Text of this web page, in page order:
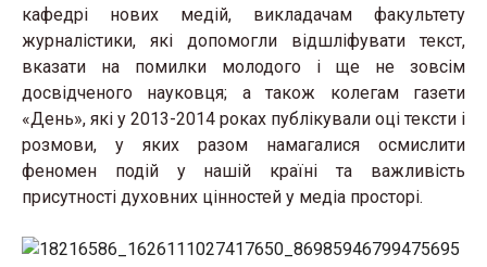
кафедрі нових медій, викладачам факультету
журналістики, які допомогли відшліфувати текст,
вказати на помилки молодого і ще не зовсім
досвідченого науковця; а також колегам газети
«День», які у 2013-2014 роках публікували оці тексти і
розмови, у яких разом намагалися осмислити
феномен подій у нашій країні та важливість
присутності духовних цінностей у медіа просторі.